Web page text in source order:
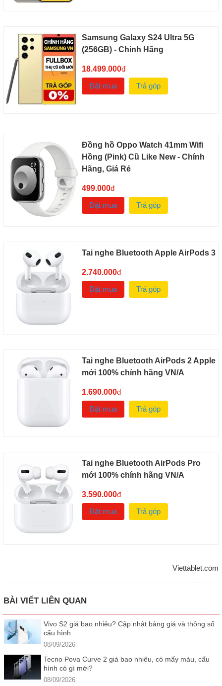
Samsung Galaxy S24 Ultra 5G
(256GB) - Chính Hãng
18.499.000đ
Đặt mua
Trả góp
Đồng hồ Oppo Watch 41mm Wifi
Hồng (Pink) Cũ Like New - Chính
Hãng, Giá Rẻ
499.000đ
Đặt mua
Trả góp
Tai nghe Bluetooth Apple AirPods 3
2.740.000đ
Đặt mua
Trả góp
Tai nghe Bluetooth AirPods 2 Apple
mới 100% chính hãng VN/A
1.690.000đ
Đặt mua
Trả góp
Tai nghe Bluetooth AirPods Pro
mới 100% chính hãng VN/A
3.590.000đ
Đặt mua
Trả góp
Viettablet.com
BÀI VIẾT LIÊN QUAN
Vivo S2 giá bao nhiêu? Cập nhật bảng giá và thông số
cấu hình
08/09/2026
Tecno Pova Curve 2 giá bao nhiêu, có mấy màu, cấu
hình có gì mới?
08/09/2026